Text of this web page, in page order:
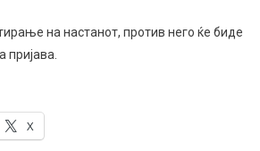
на настанот, против него ќе биде
пријава.
X